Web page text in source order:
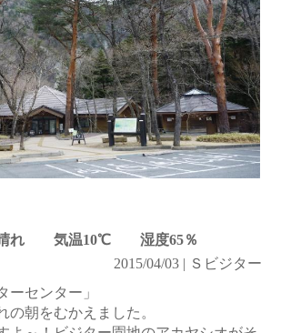
れ 気温10℃ 湿度65％
2015/04/03 | Ｓビジター
ーセンター」
の朝をむかえました。